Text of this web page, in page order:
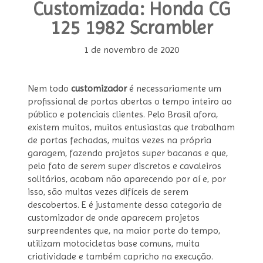
Customizada: Honda CG
125 1982 Scrambler
1 de novembro de 2020
Nem todo customizadoré necessariamente um
profissional de portas abertas o tempo inteiro ao
público e potenciais clientes. Pelo Brasil afora,
existem muitos, muitos entusiastas que trabalham
de portas fechadas, muitas vezes na própria
garagem, fazendo projetos super bacanas e que,
pelo fato de serem super discretos e cavaleiros
solitários, acabam não aparecendo por aí e, por
isso, são muitas vezes difíceis de serem
descobertos. E é justamente dessa categoria de
customizador de onde aparecem projetos
surpreendentes que, na maior porte do tempo,
utilizam motocicletas base comuns, muita
criatividade e também capricho na execução.